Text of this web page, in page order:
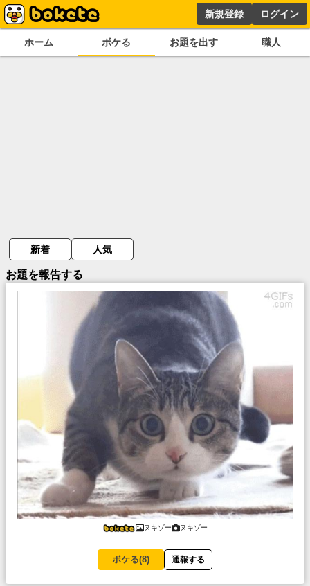
新規登録 ログイン
ホーム ボケる お題を出す 職人
新着 人気
お題を報告する
ヌキゾー ヌキゾー
ボケる(8) 通報する